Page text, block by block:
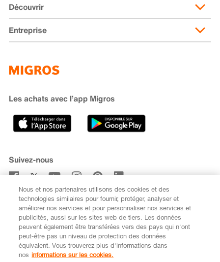
Livraison et frais de livraison
Abonnement de livraison
Moyens de paiement
Cumulus
Recherche de magasin
Découvrir
Migusto
iMpuls
Banque Migros
Entreprise
Développement durable
Carrière
Sponsoring
Médias
Code de conduite et signalement
Les achats avec l’app Migros
Suivez-nous
S’abonner à la newsletter
FR
Nous et nos partenaires utilisons des cookies et des
technologies similaires pour fournir, protéger, analyser et
améliorer nos services et pour personnaliser nos services et
publicités, aussi sur les sites web de tiers. Les données
peuvent également être transférées vers des pays qui n'ont
peut-être pas un niveau de protection des données
équivalent. Vous trouverez plus d'informations dans
nos informations sur les cookies.